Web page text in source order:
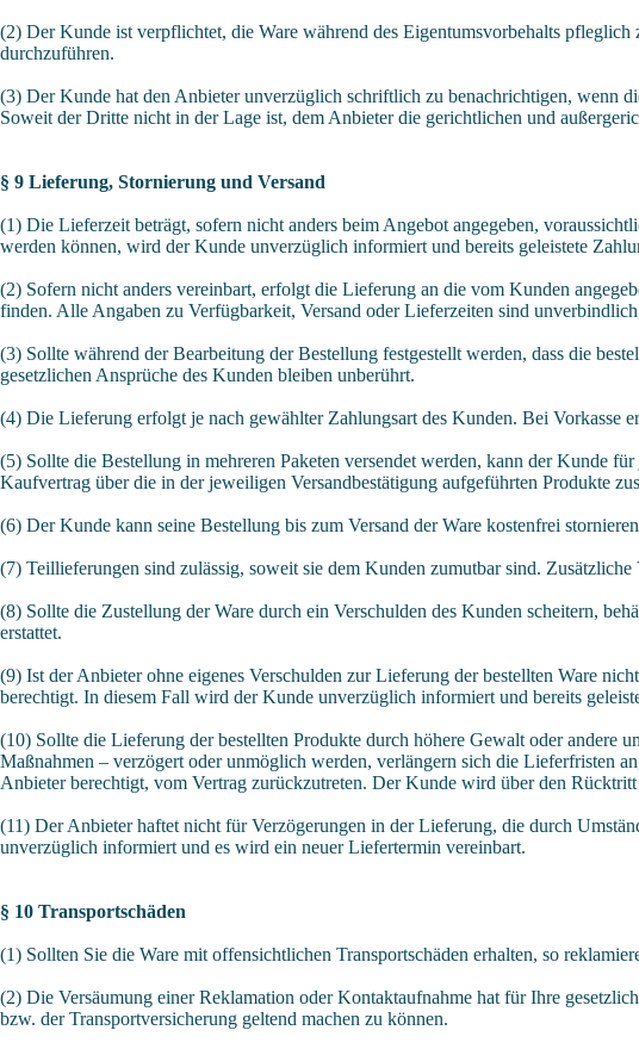
(2) Der Kunde ist verpflichtet, die Ware während des Eigentumsvorbehalts
durchzuführen.
(3) Der Kunde hat den Anbieter unverzüglich schriftlich zu benachrichtigen, wenn
Soweit der Dritte nicht in der Lage ist, dem Anbieter die gerichtlichen und
§ 9 Lieferung, Stornierung und Versand
(1) Die Lieferzeit beträgt, sofern nicht anders beim Angebot angegeben,
werden können, wird der Kunde unverzüglich informiert und bereits geleistete
(2) Sofern nicht anders vereinbart, erfolgt die Lieferung an die vom Kunden
finden. Alle Angaben zu Verfügbarkeit, Versand oder Lieferzeiten sind
(3) Sollte während der Bearbeitung der Bestellung festgestellt werden, dass die
gesetzlichen Ansprüche des Kunden bleiben unberührt.
(4) Die Lieferung erfolgt je nach gewählter Zahlungsart des Kunden. Bei Vorkasse
(5) Sollte die Bestellung in mehreren Paketen versendet werden, kann der Kunde
Kaufvertrag über die in der jeweiligen Versandbestätigung aufgeführten Produkte
(6) Der Kunde kann seine Bestellung bis zum Versand der Ware kostenfrei
(7) Teillieferungen sind zulässig, soweit sie dem Kunden zumutbar sind.
(8) Sollte die Zustellung der Ware durch ein Verschulden des Kunden scheitern,
erstattet.
(9) Ist der Anbieter ohne eigenes Verschulden zur Lieferung der bestellten Ware
berechtigt. In diesem Fall wird der Kunde unverzüglich informiert und bereits
(10) Sollte die Lieferung der bestellten Produkte durch höhere Gewalt oder andere
Maßnahmen – verzögert oder unmöglich werden, verlängern sich die Lieferfristen
Anbieter berechtigt, vom Vertrag zurückzutreten. Der Kunde wird über den
(11) Der Anbieter haftet nicht für Verzögerungen in der Lieferung, die durch
unverzüglich informiert und es wird ein neuer Liefertermin vereinbart.
§ 10 Transportschäden
(1) Sollten Sie die Ware mit offensichtlichen Transportschäden erhalten, so
(2) Die Versäumung einer Reklamation oder Kontaktaufnahme hat für Ihre
bzw. der Transportversicherung geltend machen zu können.